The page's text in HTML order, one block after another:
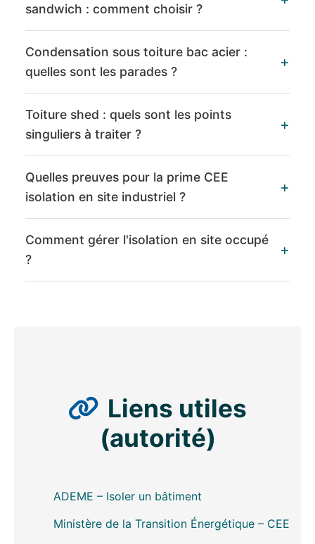
sandwich : comment choisir ?
Condensation sous toiture bac acier :
quelles sont les parades ?
Toiture shed : quels sont les points
singuliers à traiter ?
Quelles preuves pour la prime CEE
isolation en site industriel ?
Comment gérer l'isolation en site occupé
?
Liens utiles
(autorité)
ADEME – Isoler un bâtiment
Ministère de la Transition Énergétique – CEE